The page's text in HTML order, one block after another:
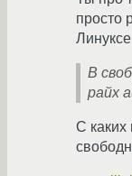
просто
В
райх
С каких